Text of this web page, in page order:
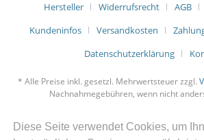
Diese Seite verwendet Cookies, um
Hersteller Widerrufsrecht AGB
Kundeninfos
Versandkosten
Datenschutzerklärung
* Alle Preise inkl. gesetzl. Mehrwertsteuer zzgl.
Nachnahmegebühren, wenn nicht